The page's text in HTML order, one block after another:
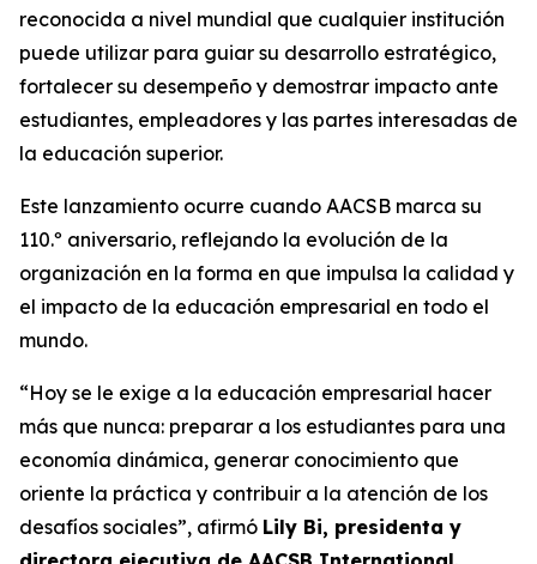
reconocida a nivel mundial que cualquier institución
puede utilizar para guiar su desarrollo estratégico,
fortalecer su desempeño y demostrar impacto ante
estudiantes, empleadores y las partes interesadas de
la educación superior.
Este lanzamiento ocurre cuando AACSB marca su
110.º aniversario, reflejando la evolución de la
organización en la forma en que impulsa la calidad y
el impacto de la educación empresarial en todo el
mundo.
“Hoy se le exige a la educación empresarial hacer
más que nunca: preparar a los estudiantes para una
economía dinámica, generar conocimiento que
oriente la práctica y contribuir a la atención de los
desafíos sociales”, afirmó Lily Bi, presidenta y